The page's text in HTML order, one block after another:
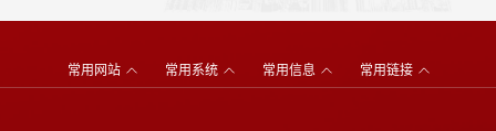
常用网站 常用系统 常用信息 常用链接